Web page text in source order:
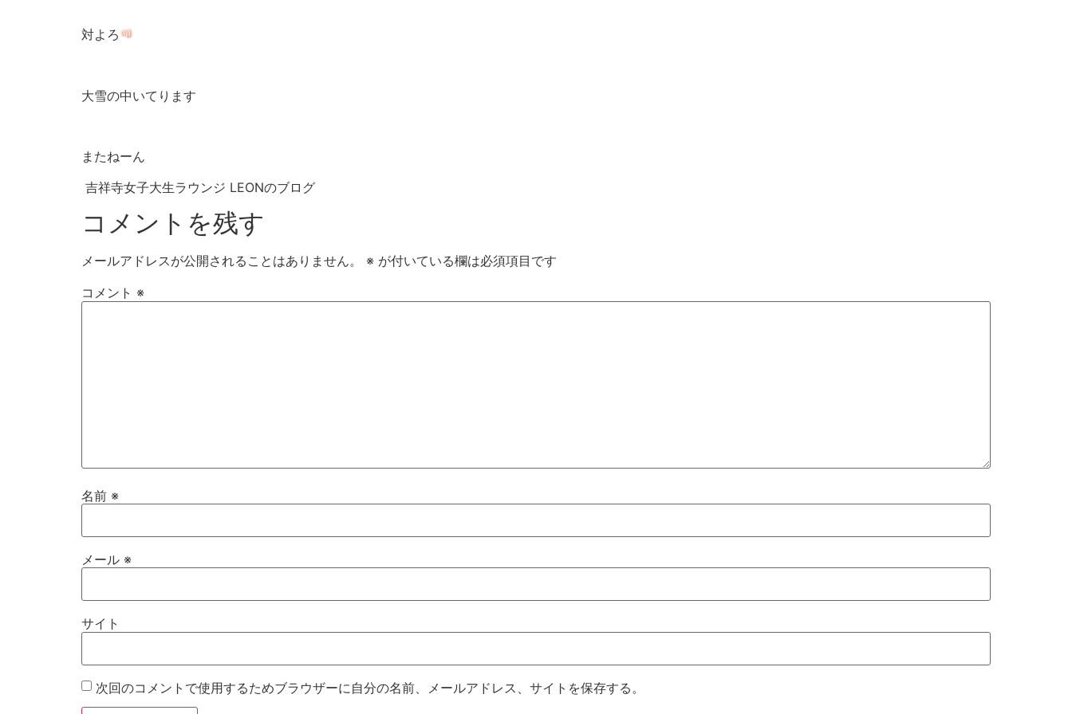
対よろ
大雪の中いてります
またねーん
吉祥寺女子大生ラウンジ LEONのブログ
コメントを残す
メールアドレスが公開されることはありません。 ※ が付いている欄は必須項目です
コメント ※
名前 ※
メール ※
サイト
次回のコメントで使用するためブラウザーに自分の名前、メールアドレス、サイトを保存する。